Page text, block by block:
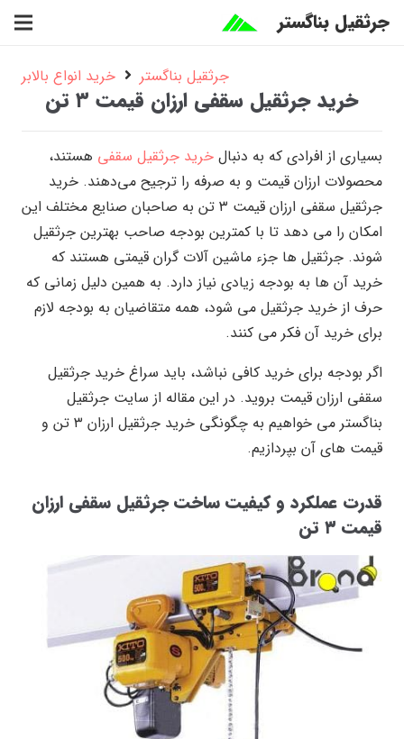
جرثقیل بناگستر
جرثقیل بناگستر خرید انواع بالابر
خرید جرثقیل سقفی ارزان قیمت ۳ تن
بسیاری از افرادی که به دنبال خرید جرثقیل سقفی هستند،
محصولات ارزان قیمت و به صرفه را ترجیح می‌‌دهند. خرید
جرثقیل سقفی ارزان قیمت ۳ تن به صاحبان صنایع مختلف این
امکان را می دهد تا با کمترین بودجه صاحب بهترین جرثقیل
شوند. جرثقیل ها جزء ماشین آلات گران قیمتی هستند که
خرید آن ها به بودجه زیادی نیاز دارد. به همین دلیل زمانی که
حرف از خرید جرثقیل می شود، همه متقاضیان به بودجه لازم
برای خرید آن فکر می کنند.
اگر بودجه برای خرید کافی نباشد، باید سراغ خرید جرثقیل
سقفی ارزان قیمت بروید. در این مقاله از سایت جرثقیل
بناگستر می خواهیم به چگونگی خرید جرثقیل ارزان ۳ تن و
قیمت های آن بپردازیم.
قدرت عملکرد و کیفیت ساخت جرثقیل سقفی ارزان
قیمت ۳ تن